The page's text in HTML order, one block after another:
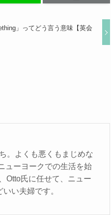
」ってどう言う意味【英会
。よくも悪くもまじめな
ューヨークでの生活を始
Otto氏に任せて、ニュー
い夫婦です。